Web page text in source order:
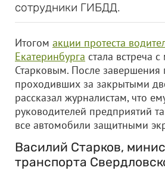
сотрудники ГИБДД.
Итогом акции протеста
Екатеринбурга стала встреча
Старковым. После завершения
проходивших за закрытыми
рассказал журналистам, что
руководителей предприятий
все автомобили защитными
Василий Старков,
транспорта